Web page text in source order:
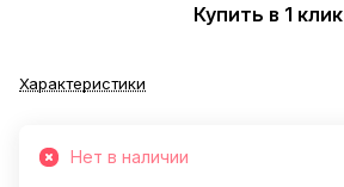
Купить в 1 клик
Характеристики
Нет в наличии